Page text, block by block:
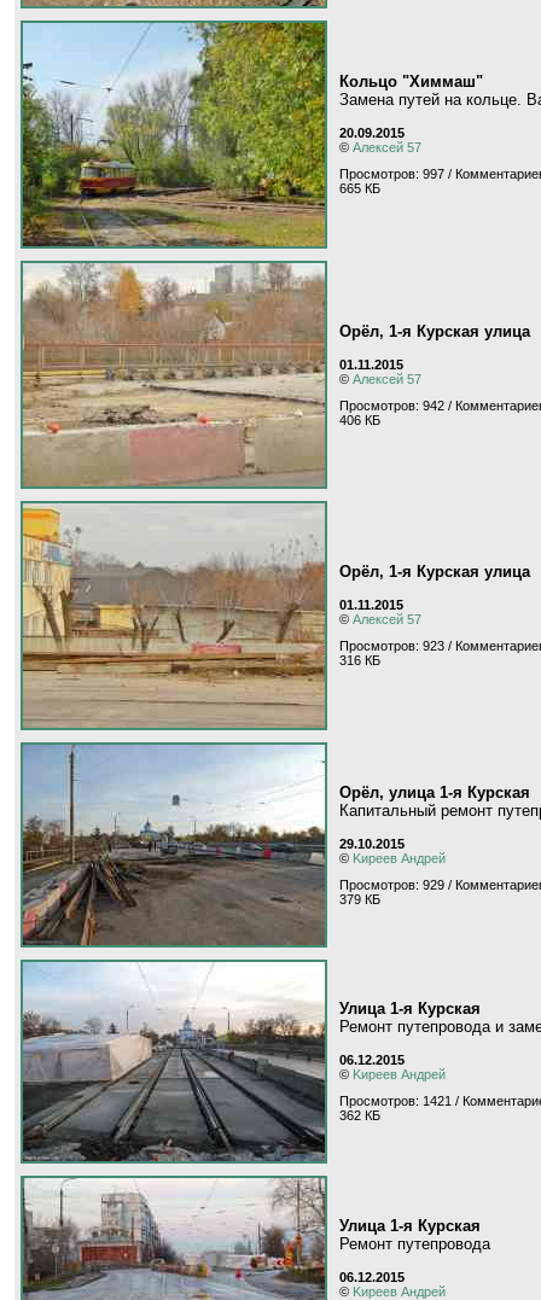
Кольцо "Химмаш"
Замена путей на кольце.
20.09.2015
© Алексей 57
Просмотров: 997 /
665 КБ
Орёл, 1-я Курская улица
01.11.2015
© Алексей 57
Просмотров: 942 /
406 КБ
Орёл, 1-я Курская улица
01.11.2015
© Алексей 57
Просмотров: 923 /
316 КБ
Орёл, улица 1-я Курская
Капитальный ремонт
29.10.2015
© Kиpeeв Aндpeй
Просмотров: 929 /
379 КБ
Улица 1-я Курская
Ремонт путепровода и
06.12.2015
© Kиpeeв Aндpeй
Просмотров: 1421 /
362 КБ
Улица 1-я Курская
Ремонт путепровода
06.12.2015
© Kиpeeв Aндpeй